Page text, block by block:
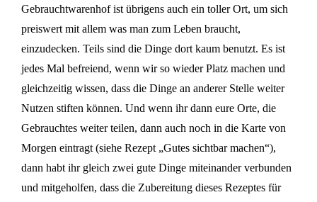
Gebrauchtwarenhof ist übrigens auch ein toller Ort, um sich
preiswert mit allem was man zum Leben braucht,
einzudecken. Teils sind die Dinge dort kaum benutzt. Es ist
jedes Mal befreiend, wenn wir so wieder Platz machen und
gleichzeitig wissen, dass die Dinge an anderer Stelle weiter
Nutzen stiften können. Und wenn ihr dann eure Orte, die
Gebrauchtes weiter teilen, dann auch noch in die Karte von
Morgen eintragt (siehe Rezept „Gutes sichtbar machen“),
dann habt ihr gleich zwei gute Dinge miteinander verbunden
und mitgeholfen, dass die Zubereitung dieses Rezeptes für